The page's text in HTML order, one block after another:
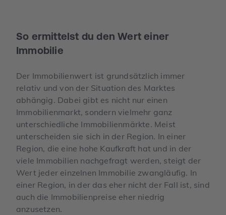
So ermittelst du den Wert einer
Immobilie
Der Immobilienwert ist grundsätzlich immer
relativ und von der Situation des Marktes
abhängig. Dabei gibt es nicht nur einen
Immobilienmarkt, sondern vielmehr ganz
unterschiedliche Immobilienmärkte. Meist
unterscheiden sie sich in der Region. In einer
Region, die eine hohe Kaufkraft hat und in der
viele Immobilien nachgefragt werden, steigt der
Wert jeder einzelnen Immobilie zwangläufig. In
einer Region, in der das eher nicht der Fall ist, sind
auch die Immobilienpreise eher niedrig
anzusetzen.